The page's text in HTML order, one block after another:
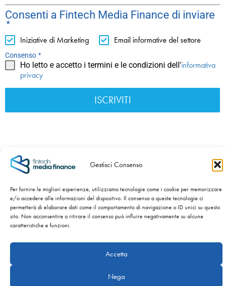
Gestisci Consenso
Per fornire le migliori esperienze, utilizziamo tecnologie come i cookie per memorizzare
e/o accedere alle informazioni del dispositivo. Il consenso a queste tecnologie ci
permetterà di elaborare dati come il comportamento di navigazione o ID unici su questo
sito. Non acconsentire o ritirare il consenso può influire negativamente su alcune
caratteristiche e funzioni.
Accetta
Nega
Consenti a Fintech Media Finance di inviare
*
Iniziative di Marketing Email informative del settore
Consenso *
Ho letto e accetto i termini e le condizioni dell'informativa
privacy
ISCRIVITI
C.F./P.IVA/Nr. iscr. al Registro Imprese 04120570983 -
Numero REA BS – 589954 - Cap. Sociale int. versato €
SITO WEB SVILUPPATO DANIDA’S – NATI CON LA CRISI.